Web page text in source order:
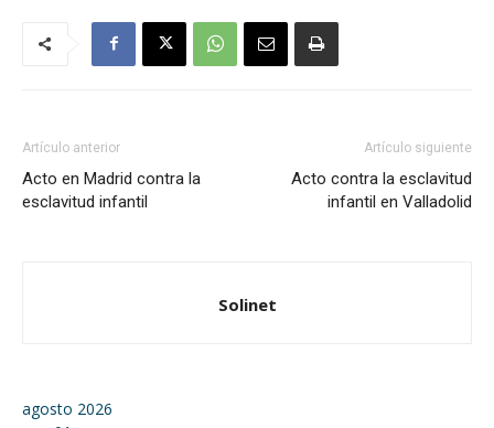
Artículo anterior
Acto en Madrid contra la
esclavitud infantil
Artículo siguiente
Acto contra la esclavitud
infantil en Valladolid
Solinet
agosto 2026